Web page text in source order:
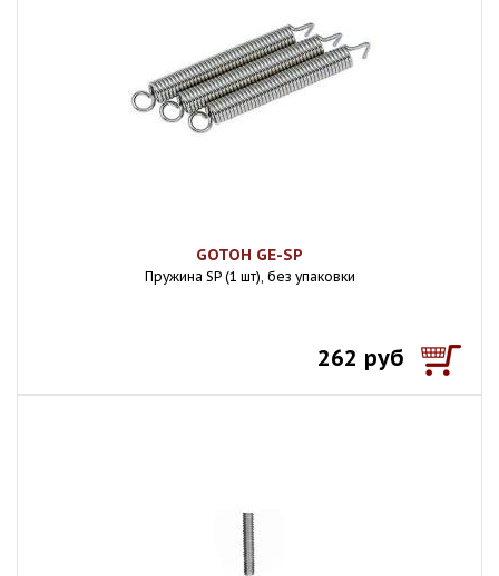
GOTOH GE-SP
Пружина SP (1 шт), без упаковки
262 руб